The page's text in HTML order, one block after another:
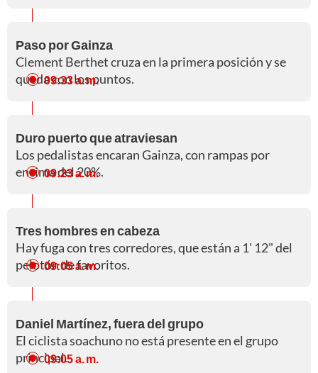
Paso por Gainza
Clement Berthet cruza en la primera posición y se
queda con los puntos.
09:33 a. m.
Duro puerto que atraviesan
Los pedalistas encaran Gainza, con rampas por
encima del 20%.
09:23 a. m.
Tres hombres en cabeza
Hay fuga con tres corredores, que están a 1' 12" del
pelotón de favoritos.
09:05 a. m.
Daniel Martínez, fuera del grupo
El ciclista soachuno no está presente en el grupo
principal.09:05 a. m.